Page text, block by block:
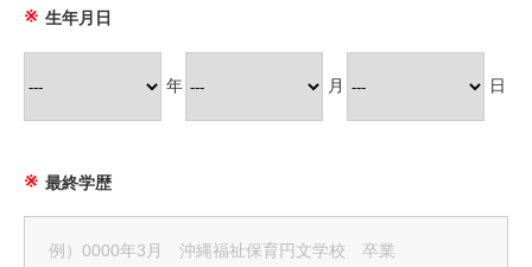
生年月日
年 月 日
最終学歴